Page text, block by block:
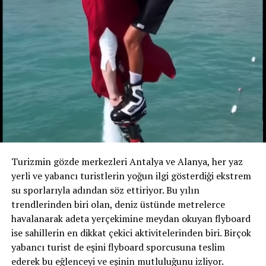
yorumlanırken, kimileri tarafından ise „ilişkileri
maddiyata dayandıran bir yaklaşım“ olduğu gerekçesiyle
eleştirildi.
Turizmin gözde merkezleri Antalya ve Alanya, her yaz
yerli ve yabancı turistlerin yoğun ilgi gösterdiği ekstrem
su sporlarıyla adından söz ettiriyor. Bu yılın
trendlerinden biri olan, deniz üstünde metrelerce
havalanarak adeta yerçekimine meydan okuyan flyboard
ise sahillerin en dikkat çekici aktivitelerinden biri. Birçok
yabancı turist de eşini flyboard sporcusuna teslim
ederek bu eğlenceyi ve eşinin mutluluğunu izliyor.